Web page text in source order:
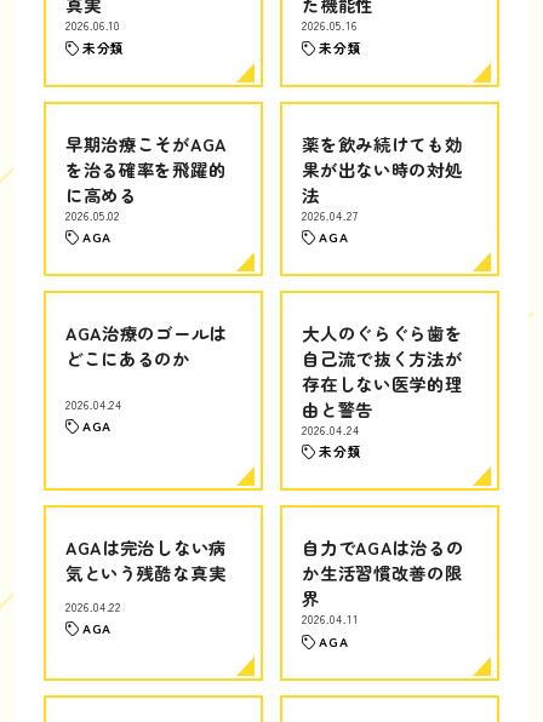
2026.06.10
未分類
2026.05.16
未分類
早期治療こそがAGA
を治る確率を飛躍的
に高める
2026.05.02
AGA
薬を飲み続けても効
果が出ない時の対処
法
2026.04.27
AGA
AGA治療のゴールは
どこにあるのか
2026.04.24
AGA
大人のぐらぐら歯を
自己流で抜く方法が
存在しない医学的理
由と警告
2026.04.24
未分類
AGAは完治しない病
気という残酷な真実
2026.04.22
AGA
自力でAGAは治るの
か生活習慣改善の限
界
2026.04.11
AGA